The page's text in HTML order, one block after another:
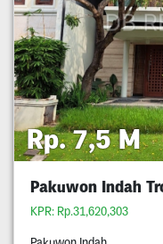
Rp. 7,5 M
KPR: Rp.31,620,303